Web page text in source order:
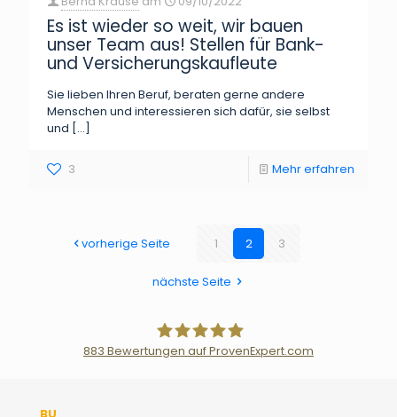
Es ist wieder so weit, wir bauen
unser Team aus! Stellen für Bank-
und Versicherungskaufleute
Sie lieben Ihren Beruf, beraten gerne andere
Menschen und interessieren sich dafür, sie selbst
und […]
3 Mehr erfahren
vorherige Seite 1 2 3
nächste Seite
883 Bewertungen auf ProvenExpert.com